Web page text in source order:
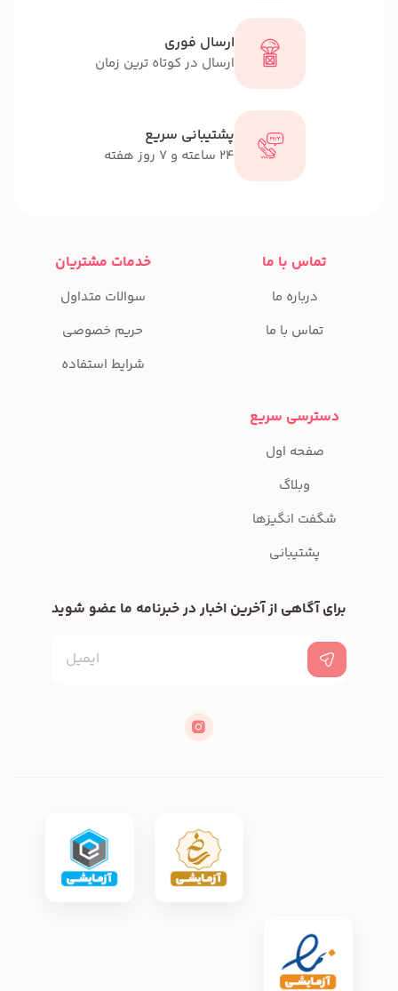
ارسال فوری
ارسال در کوتاه ترین زمان
پشتیبانی سریع
24 ساعته و 7 روز هفته
تماس با ما
درباره ما
تماس با ما
خدمات مشتریان
سوالات متداول
حریم خصوصی
شرایط استفاده
دسترسی سریع
صفحه اول
وبلاگ
شگفت انگیزها
پشتیبانی
برای آگاهی از آخرین اخبار در خبرنامه ما عضو شوید